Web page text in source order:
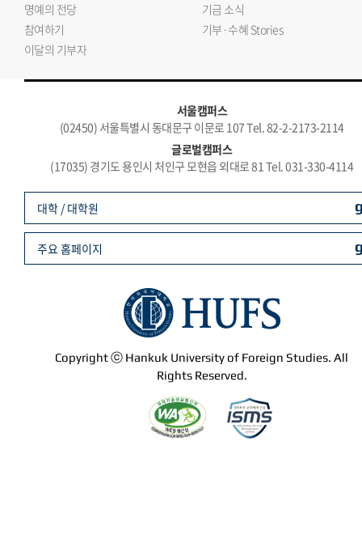
명예의 전당
기금 소식
참여하기
기부·수혜 Stories
이달의 기부자
서울캠퍼스
(02450) 서울특별시 동대문구 이문로 107 Tel. 82-2-2173-2114
글로벌캠퍼스
(17035) 경기도 용인시 처인구 모현읍 외대로 81 Tel. 031-330-4114
Copyright ⓒ Hankuk University of Foreign Studies. All
Rights Reserved.
대학 / 대학원
주요 홈페이지